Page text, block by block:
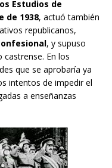
Estudios de
de 1938, actuó también
republicanos,
, y supuso
En los
que se aprobaría ya
intentos de impedir el
a enseñanzas